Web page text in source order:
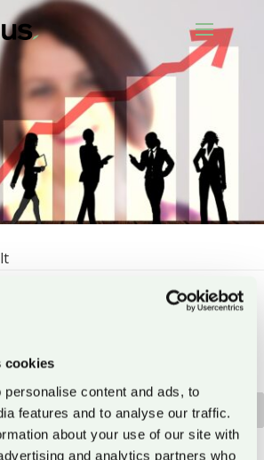
cookies
content and ads, to
features and to analyse our traffic.
about your use of our site with
and analytics partners who
konsult är du anställd hos ett konsultbolag
ute hos kund kan vara ett kortare
varför ska man arbeta som konsult?
satsa på att bli anställd direkt hos...
Search